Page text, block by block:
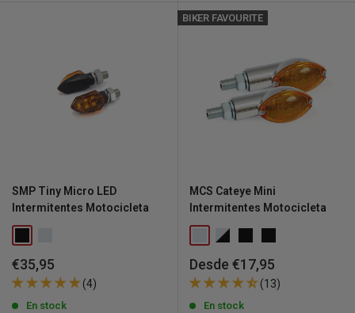
SMP Tiny Micro LED
Intermitentes Motocicleta
Precio
de
venta
€35,95
(4)
En stock
BIKER FAVOURITE
MCS Cateye Mini
Intermitentes Motocicleta
Precio
de
venta
Desde €17,95
(13)
En stock